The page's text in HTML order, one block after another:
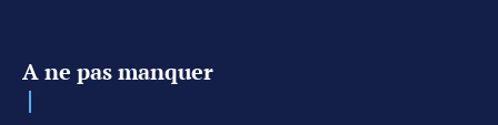
A ne pas manquer